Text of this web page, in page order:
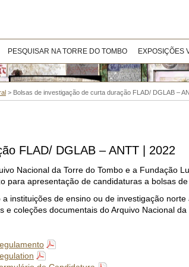
PESQUISAR NA TORRE DO TOMBO EXPOSIÇÕES
> Bolsas de investigação de curta duração FLAD/ DGLAB –
FLAD/ DGLAB – ANTT | 2022
Nacional da Torre do Tombo e a Fundação
para apresentação de candidaturas a bolsas
instituições de ensino ou de investigação
coleções documentais do Arquivo Nacional da